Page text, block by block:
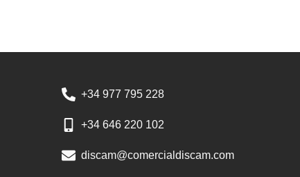
+34 977 795 228
+34 646 220 102
discam@comercialdiscam.com